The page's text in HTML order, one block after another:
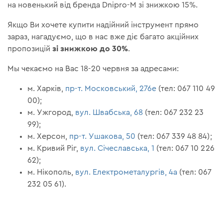
на новенький від бренда Dnipro-M зі знижкою 15%.
Якщо Ви хочете купити надійний інструмент прямо
зараз, нагадуємо, що в нас вже діє багато акційних
пропозиційзі знижкою до 30%.
Мы чекаємо на Вас 18-20 червня за адресами:
м. Харків, пр-т. Московський, 276е (тел: 067 110 49
00);
м. Ужгород, вул. Швабська, 68 (тел: 067 232 23
99);
м. Херсон, пр-т. Ушакова, 50 (тел: 067 339 48 84);
м. Кривий Ріг, вул. Січеславська, 1 (тел: 067 10 226
62);
м. Нікополь, вул. Електрометалургів, 4а (тел: 067
232 05 61).